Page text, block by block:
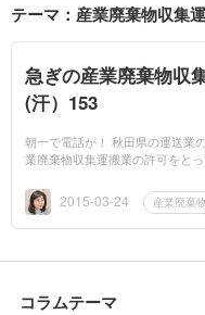
テーマ：産業廃棄物収集
急ぎの産業廃棄物収
(汗）153
朝一で電話が！ 秋田県の運送業
業廃棄物収集運搬業の許可をと
きません。...2015-03-24 産業廃棄
コラムテーマ